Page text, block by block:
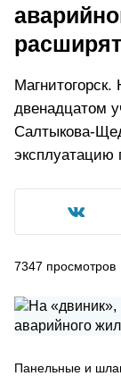
двенадцатом
Салтыкова-
эксплуатацию
7347 просмотров
Панельные и